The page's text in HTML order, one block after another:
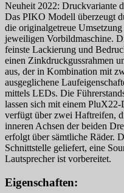
Neuheit 2022: Druckvariante
Das PIKO Modell überzeugt
die originalgetreue
jeweiligen Vorbildmaschine.
feinste Lackierung und
einen Zinkdruckgussrahmen
aus, der in Kombination mit
ausgeglichene
mittels LEDs. Die
lassen sich mit einem
verfügt über zwei Haftreifen,
inneren Achsen der beiden
erfolgt über sämtliche Räder.
Schnittstelle geliefert, eine
Lautsprecher ist vorbereitet.
Eigenschaften: